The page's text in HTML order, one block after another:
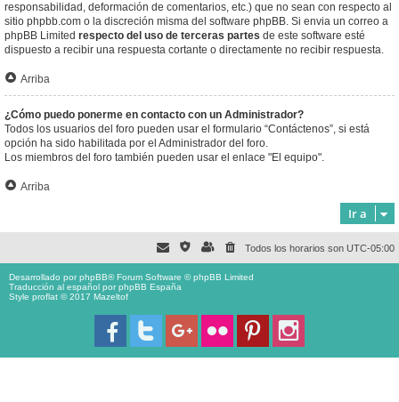
responsabilidad, deformación de comentarios, etc.) que no sean con respecto al
sitio phpbb.com o la discreción misma del software phpBB. Si envia un correo a
phpBB Limited respecto del uso de terceras partes de este software esté
dispuesto a recibir una respuesta cortante o directamente no recibir respuesta.
Arriba
¿Cómo puedo ponerme en contacto con un Administrador?
Todos los usuarios del foro pueden usar el formulario “Contáctenos”, si está
opción ha sido habilitada por el Administrador del foro.
Los miembros del foro también pueden usar el enlace "El equipo".
Arriba
Ir a
Todos los horarios son UTC-05:00
Desarrollado porphpBB® Forum Software © phpBB Limited
Traducción al español porphpBB España
Style proflat © 2017 Mazeltof